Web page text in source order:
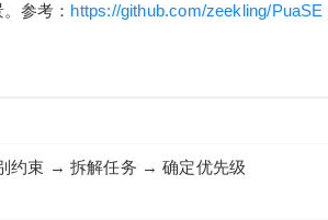
参考： https://github.com/zeekling/PuaSE
约束 → 拆解任务 → 确定优先级